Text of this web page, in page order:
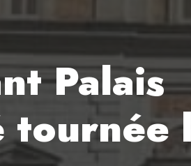
Palais
tournée